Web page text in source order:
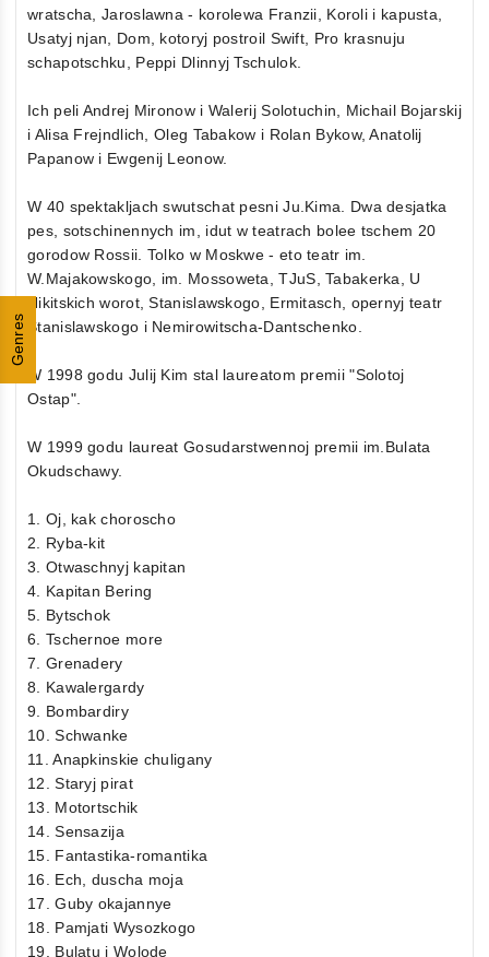
Genres
wratscha, Jaroslawna - korolewa Franzii, Koroli i kapusta,
Usatyj njan, Dom, kotoryj postroil Swift, Pro krasnuju
schapotschku, Peppi Dlinnyj Tschulok.
Ich peli Andrej Mironow i Walerij Solotuchin, Michail Bojarskij
i Alisa Frejndlich, Oleg Tabakow i Rolan Bykow, Anatolij
Papanow i Ewgenij Leonow.
W 40 spektakljach swutschat pesni Ju.Kima. Dwa desjatka
pes, sotschinennych im, idut w teatrach bolee tschem 20
gorodow Rossii. Tolko w Moskwe - eto teatr im.
W.Majakowskogo, im. Mossoweta, TJuS, Tabakerka, U
Nikitskich worot, Stanislawskogo, Ermitasch, opernyj teatr
Stanislawskogo i Nemirowitscha-Dantschenko.
W 1998 godu Julij Kim stal laureatom premii "Solotoj
Ostap".
W 1999 godu laureat Gosudarstwennoj premii im.Bulata
Okudschawy.
1. Oj, kak choroscho
2. Ryba-kit
3. Otwaschnyj kapitan
4. Kapitan Bering
5. Bytschok
6. Tschernoe more
7. Grenadery
8. Kawalergardy
9. Bombardiry
10. Schwanke
11. Anapkinskie chuligany
12. Staryj pirat
13. Motortschik
14. Sensazija
15. Fantastika-romantika
16. Ech, duscha moja
17. Guby okajannye
18. Pamjati Wysozkogo
19. Bulatu i Wolode